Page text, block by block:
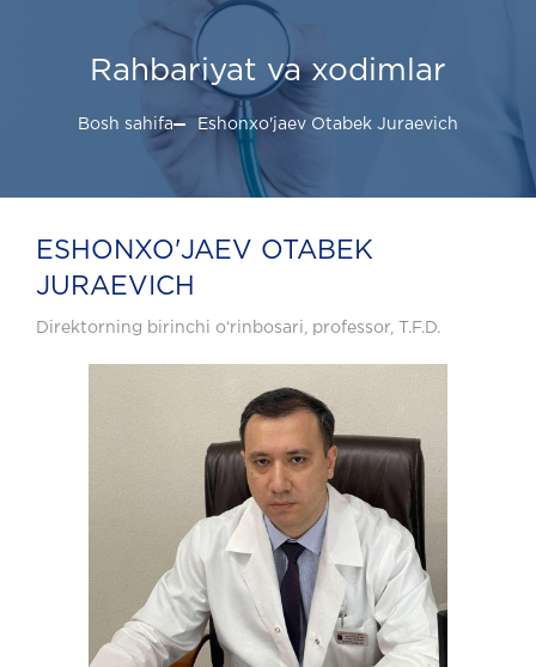
Rahbariyat va xodimlar
Bosh sahifa Eshonxo'jaev Otabek Juraevich
ESHONXO'JAEV OTABEK
JURAEVICH
Direktorning birinchi o‘rinbosari, professor, T.F.D.